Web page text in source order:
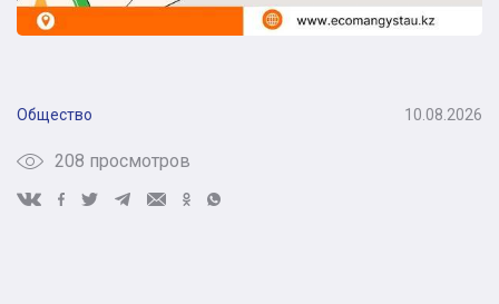
Общество 10.08.2026
208 просмотров